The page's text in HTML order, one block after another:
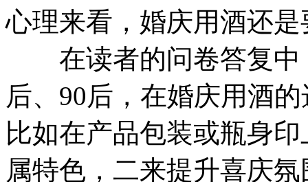
心理来看，婚庆用酒还
在读者的问卷答复中
后、90后，在婚庆用酒
比如在产品包装或瓶身
属特色，二来提升喜庆